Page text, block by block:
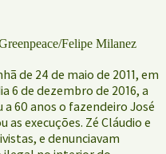
Felipe Milanez
de 24 de maio de 2011, em
6 de dezembro de 2016, a
60 anos o fazendeiro José
execuções. Zé Cláudio e
e denunciavam